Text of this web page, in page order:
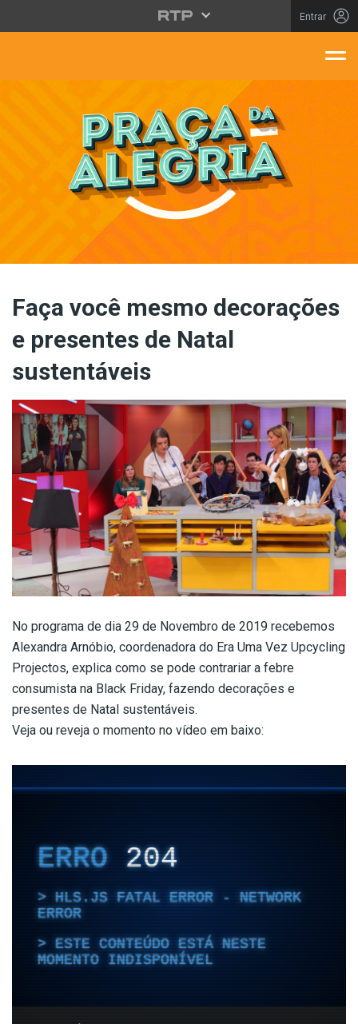
Saltar para o conteúdo principal
Entrar
Faça você mesmo decorações
e presentes de Natal
sustentáveis
No programa de dia 29 de Novembro de 2019 recebemos
Alexandra Arnóbio, coordenadora do Era Uma Vez Upcycling
Projectos, explica como se pode contrariar a febre
consumista na Black Friday, fazendo decorações e
presentes de Natal sustentáveis.
Veja ou reveja o momento no vídeo em baixo: